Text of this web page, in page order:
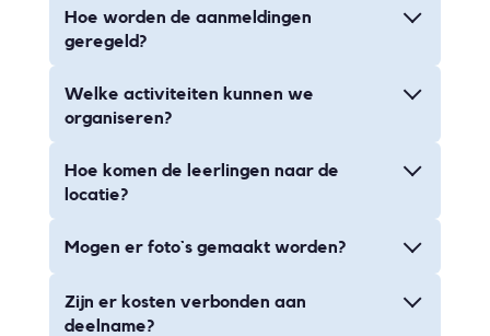
Hoe worden de aanmeldingen
geregeld?
Welke activiteiten kunnen we
organiseren?
Hoe komen de leerlingen naar de
locatie?
Mogen er foto`s gemaakt worden?
Zijn er kosten verbonden aan
deelname?